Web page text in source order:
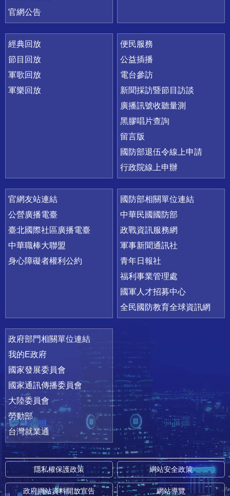
官網公告
經典回放
節目回放
軍歌回放
軍樂回放
便民服務
公益插播
電台參訪
新聞採訪暨節目訪談
廣播訊號收聽量測
黑膠唱片查詢
留言版
國防部退伍令線上申請
行政院線上申辦
官網友站連結
公營廣播電臺
臺北國際社區廣播電臺
中華職棒大聯盟
身心障礙者權利公約
國防部相關單位連結
中華民國國防部
政戰資訊服務網
軍事新聞通訊社
青年日報社
福利事業管理處
國軍人才招募中心
全民國防教育全球資訊網
政府部門相關單位連結
我的E政府
國家發展委員會
國家通訊傳播委員會
大陸委員會
勞動部
台灣就業通
隱私權保護政策 網站安全政策
政府網站資料開放宣告 網站導覽